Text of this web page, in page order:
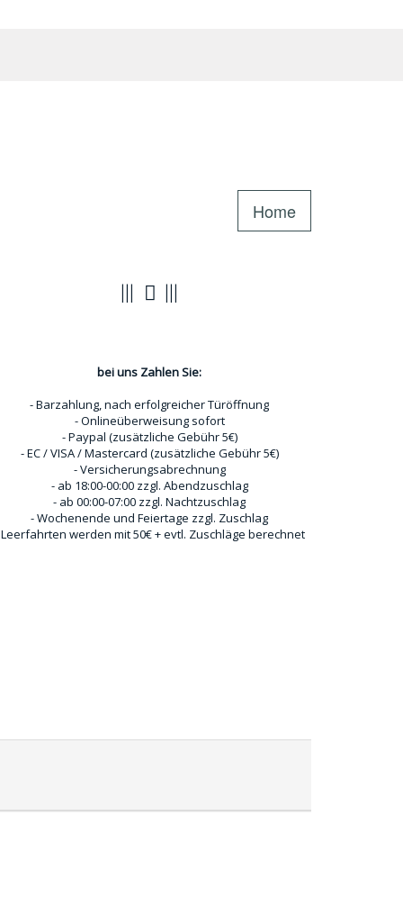
Home
bei uns Zahlen Sie:
- Barzahlung, nach erfolgreicher Türöffnung
- Onlineüberweisung sofort
- Paypal (zusätzliche Gebühr 5€)
- EC / VISA / Mastercard (zusätzliche Gebühr 5€)
- Versicherungsabrechnung
- ab 18:00-00:00 zzgl. Abendzuschlag
- ab 00:00-07:00 zzgl. Nachtzuschlag
- Wochenende und Feiertage zzgl. Zuschlag
werden mit 50€ + evtl. Zuschläge berechnet